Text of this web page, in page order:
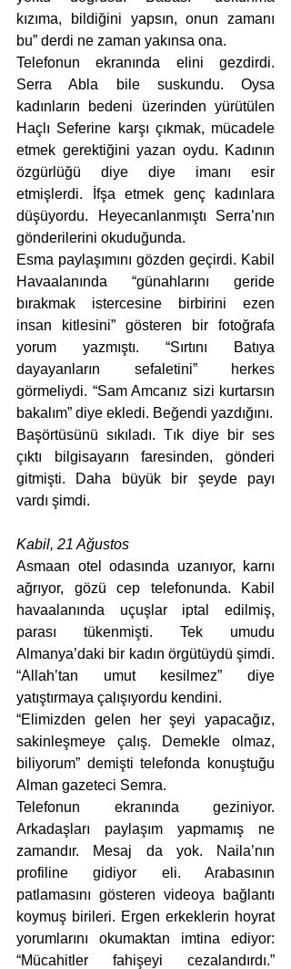
kızıma, bildiğini yapsın, onun zamanı
bu” derdi ne zaman yakınsa ona.
Telefonun ekranında elini gezdirdi.
Serra Abla bile suskundu. Oysa
kadınların bedeni üzerinden yürütülen
Haçlı Seferine karşı çıkmak, mücadele
etmek gerektiğini yazan oydu. Kadının
özgürlüğü diye diye imanı esir
etmişlerdi. İfşa etmek genç kadınlara
düşüyordu. Heyecanlanmıştı Serra’nın
gönderilerini okuduğunda.
Esma paylaşımını gözden geçirdi. Kabil
Havaalanında “günahlarını geride
bırakmak istercesine birbirini ezen
insan kitlesini” gösteren bir fotoğrafa
yorum yazmıştı. “Sırtını Batıya
dayayanların sefaletini” herkes
görmeliydi. “Sam Amcanız sizi kurtarsın
bakalım” diye ekledi. Beğendi yazdığını.
Başörtüsünü sıkıladı. Tık diye bir ses
çıktı bilgisayarın faresinden, gönderi
gitmişti. Daha büyük bir şeyde payı
vardı şimdi.
Kabil, 21 Ağustos
Asmaan otel odasında uzanıyor, karnı
ağrıyor, gözü cep telefonunda. Kabil
havaalanında uçuşlar iptal edilmiş,
parası tükenmişti. Tek umudu
Almanya’daki bir kadın örgütüydü şimdi.
“Allah’tan umut kesilmez” diye
yatıştırmaya çalışıyordu kendini.
“Elimizden gelen her şeyi yapacağız,
sakinleşmeye çalış. Demekle olmaz,
biliyorum” demişti telefonda konuştuğu
Alman gazeteci Semra.
Telefonun ekranında geziniyor.
Arkadaşları paylaşım yapmamış ne
zamandır. Mesaj da yok. Naila’nın
profiline gidiyor eli. Arabasının
patlamasını gösteren videoya bağlantı
koymuş birileri. Ergen erkeklerin hoyrat
yorumlarını okumaktan imtina ediyor:
“Mücahitler fahişeyi cezalandırdı.”